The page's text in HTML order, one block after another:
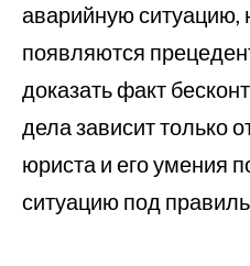
аварийную ситуацию,
появляются
доказать факт
дела зависит только
юриста и его умения
ситуацию под